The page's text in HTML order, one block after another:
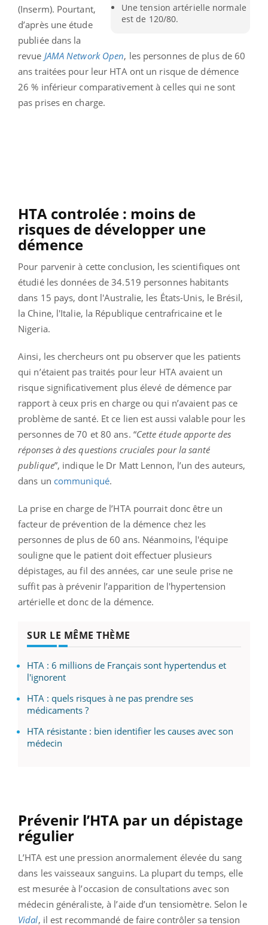
Une tension artérielle normale
est de 120/80.
(Inserm). Pourtant,
d’après une étude
publiée dans la
revue JAMA Network Open, les personnes de plus de 60
ans traitées pour leur HTA ont un risque de démence
26 % inférieur comparativement à celles qui ne sont
pas prises en charge.
HTA controlée : moins de
risques de développer une
démence
Pour parvenir à cette conclusion, les scientifiques ont
étudié les données de 34.519 personnes habitants
dans 15 pays, dont l'Australie, les États-Unis, le Brésil,
la Chine, l'Italie, la République centrafricaine et le
Nigeria.
Ainsi, les chercheurs ont pu observer que les patients
qui n’étaient pas traités pour leur HTA avaient un
risque significativement plus élevé de démence par
rapport à ceux pris en charge ou qui n’avaient pas ce
problème de santé. Et ce lien est aussi valable pour les
personnes de 70 et 80 ans. “Cette étude apporte des
réponses à des questions cruciales pour la santé
publique”, indique le Dr Matt Lennon, l’un des auteurs,
dans un communiqué.
La prise en charge de l’HTA pourrait donc être un
facteur de prévention de la démence chez les
personnes de plus de 60 ans. Néanmoins, l'équipe
souligne que le patient doit effectuer plusieurs
dépistages, au fil des années, car une seule prise ne
suffit pas à prévenir l’apparition de l'hypertension
artérielle et donc de la démence.
SUR LE MÊME THÈME
HTA : 6 millions de Français sont hypertendus et
l'ignorent
HTA : quels risques à ne pas prendre ses
médicaments ?
HTA résistante : bien identifier les causes avec son
médecin
Prévenir l’HTA par un dépistage
régulier
L’HTA est une pression anormalement élevée du sang
dans les vaisseaux sanguins. La plupart du temps, elle
est mesurée à l’occasion de consultations avec son
médecin généraliste, à l’aide d’un tensiomètre. Selon le
Vidal, il est recommandé de faire contrôler sa tension